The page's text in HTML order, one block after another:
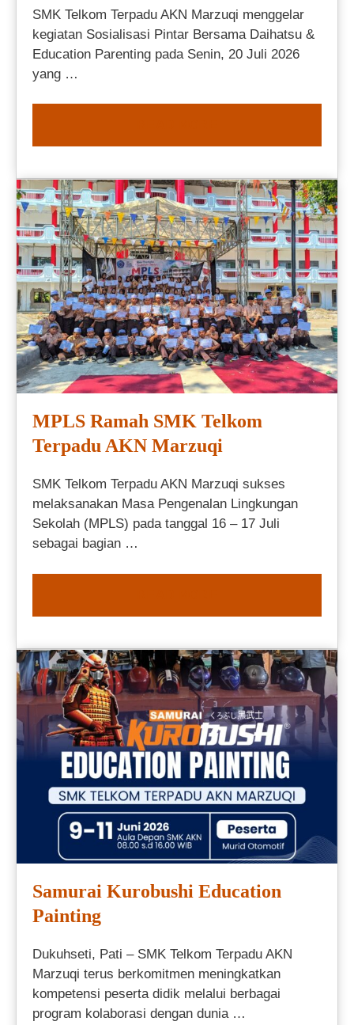
SMK Telkom Terpadu AKN Marzuqi menggelar
kegiatan Sosialisasi Pintar Bersama Daihatsu &
Education Parenting pada Senin, 20 Juli 2026
yang …
MPLS Ramah SMK Telkom
Terpadu AKN Marzuqi
SMK Telkom Terpadu AKN Marzuqi sukses
melaksanakan Masa Pengenalan Lingkungan
Sekolah (MPLS) pada tanggal 16 – 17 Juli
sebagai bagian …
Samurai Kurobushi Education
Painting
Dukuhseti, Pati – SMK Telkom Terpadu AKN
Marzuqi terus berkomitmen meningkatkan
kompetensi peserta didik melalui berbagai
program kolaborasi dengan dunia …